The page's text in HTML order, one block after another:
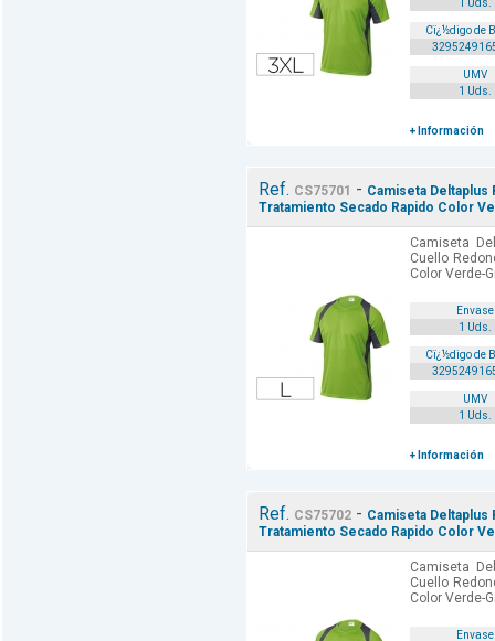
1 Uds.
Cï¿½digo de
UMV
1 Uds.
+ Información
Ref. CS75701 - Camiseta
Tratamiento Secado Rapido Color
Camiseta
Cuello
Color Verde-
Envase
1 Uds.
Cï¿½digo de
UMV
1 Uds.
+ Información
Ref. CS75702- Camiseta
Tratamiento Secado Rapido Color
Camiseta
Cuello
Color Verde-
Envase